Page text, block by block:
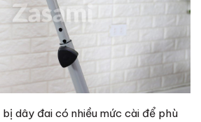
dây đai có nhiều mức cài để phù